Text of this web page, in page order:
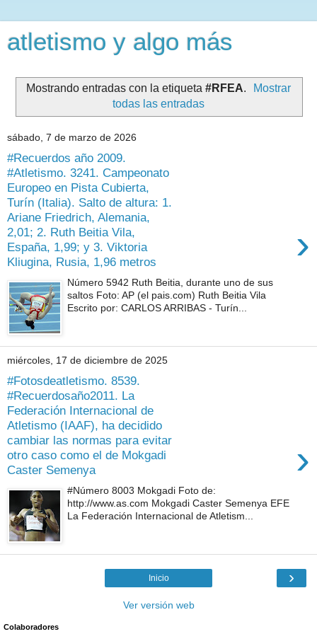
atletismo y algo más
Mostrando entradas con la etiqueta #RFEA.
Mostrar
todas las entradas
sábado, 7 de marzo de 2026
#Recuerdos año 2009.
#Atletismo. 3241. Campeonato
Europeo en Pista Cubierta,
Turín (Italia). Salto de altura: 1.
Ariane Friedrich, Alemania,
2,01; 2. Ruth Beitia Vila,
España, 1,99; y 3. Viktoria
Kliugina, Rusia, 1,96 metros
›
Número 5942 Ruth Beitia, durante uno de sus
saltos Foto: AP (el pais.com) Ruth Beitia Vila
Escrito por: CARLOS ARRIBAS - Turín...
miércoles, 17 de diciembre de 2025
#Fotosdeatletismo. 8539.
#Recuerdosaño2011. La
Federación Internacional de
Atletismo (IAAF), ha decidido
cambiar las normas para evitar
otro caso como el de Mokgadi
Caster Semenya
›
#Número 8003 Mokgadi Foto de:
http://www.as.com Mokgadi Caster Semenya EFE
La Federación Internacional de Atletism...
›
Inicio
Ver versión web
Colaboradores